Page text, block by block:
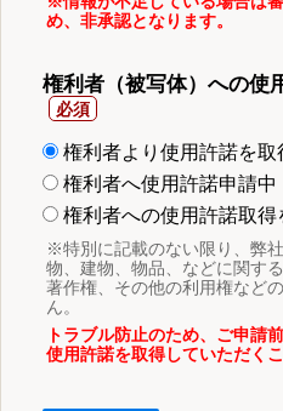
め、非承認となります。
権利者（被写体）への使
権利者より使用許諾を取
権利者へ使用許諾申請中
権利者への使用許諾取得
※特別に記載のない限り、弊
物、建物、物品、などに関す
著作権、その他の利用権など
ん。
トラブル防止のため、ご申請
使用許諾を取得していただく